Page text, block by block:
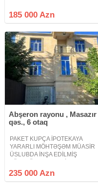
daimidi, kamera sistemi,
kondisaner var, torpli pol, kombi
185 000 Azn
Abşeron rayonu , Masazır
qəs., 6 otaq
PAKET KUPÇA İPOTEKAYA
YARARLI MÖHTƏŞƏM MÜASİR
ÜSLUBDA İNŞA EDİLMİŞ
Gənclər Şəhərciyinin arxasında
möhtəşəm müasir üslubda inşa
235 000 Azn